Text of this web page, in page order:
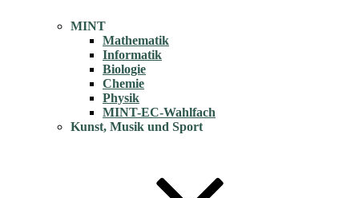
MINT
Mathematik
Informatik
Biologie
Chemie
Physik
MINT-EC-Wahlfach
Kunst, Musik und Sport